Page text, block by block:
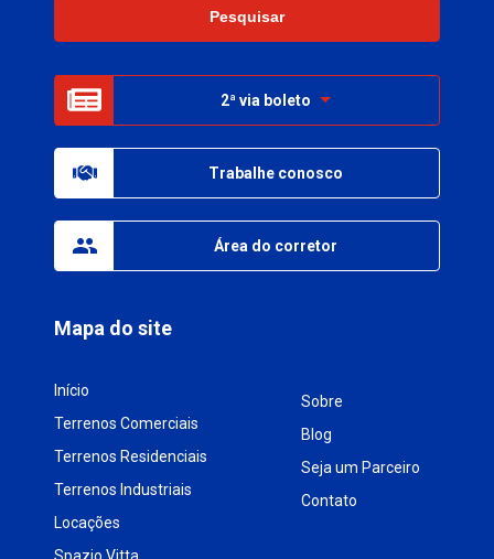
Mapa do site
Início
Terrenos Comerciais
Terrenos Residenciais
Terrenos Industriais
Locações
Sobre
Blog
Seja um Parceiro
Contato
2ª via boleto
Trabalhe conosco
Área do corretor